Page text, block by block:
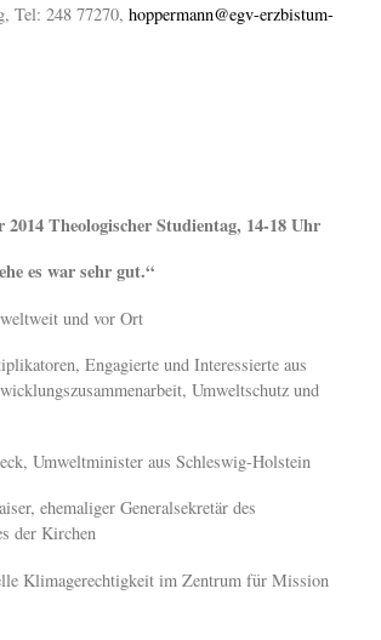
Tel: 248 77270,hoppermann@egv-erzbistum-
Theologischer Studientag, 14-18 Uhr
es war sehr gut.“
und vor Ort
Engagierte und Interessierte aus
Umweltschutz und
Umweltminister aus Schleswig-Holstein
ehemaliger Generalsekretär des
der Kirchen
Klimagerechtigkeit im Zentrum für Mission